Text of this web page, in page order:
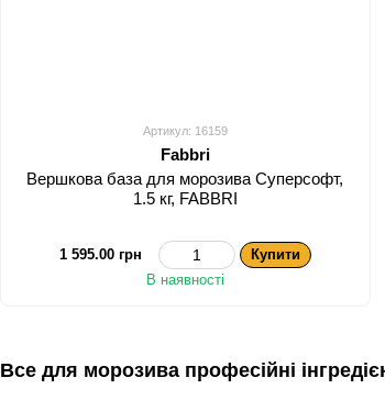
Все для морозива професійні
Артикул: 16159
Fabbri
Вершкова база для морозива Суперсофт,
1.5 кг, FABBRI
1 595.00 грн
Купити
В наявності